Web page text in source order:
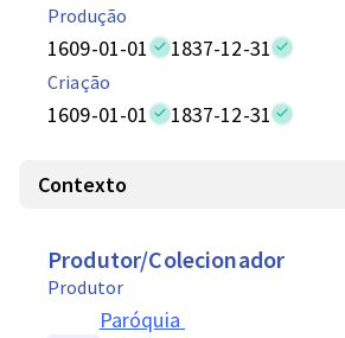
Produção
1609-01-01 1837-12-31
Criação
1609-01-01 1837-12-31
Contexto
Produtor/Colecionador
Produtor
Paróquia